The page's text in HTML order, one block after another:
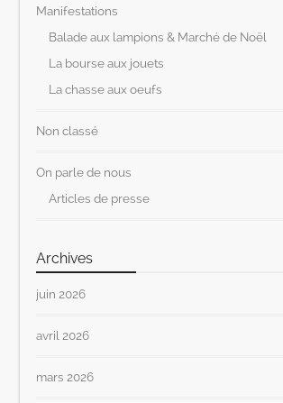
Manifestations
Balade aux lampions & Marché de Noël
La bourse aux jouets
La chasse aux oeufs
Non classé
On parle de nous
Articles de presse
Archives
juin 2026
avril 2026
mars 2026